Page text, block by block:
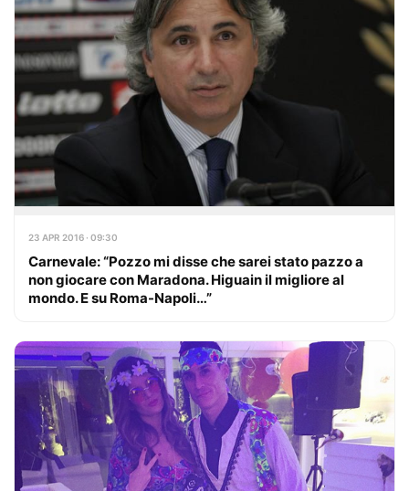
23 APR 2016 · 09:30
Carnevale: “Pozzo mi disse che sarei stato pazzo a
non giocare con Maradona. Higuain il migliore al
mondo. E su Roma-Napoli…”